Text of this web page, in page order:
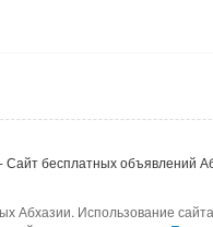
- Сайт бесплатных объявлений
Абхазии. Использование